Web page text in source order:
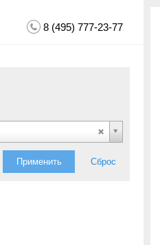
8 (495) 777-23-77
Применить Сброс